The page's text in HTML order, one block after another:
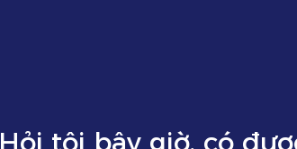
Hỏi tôi bây giờ, có